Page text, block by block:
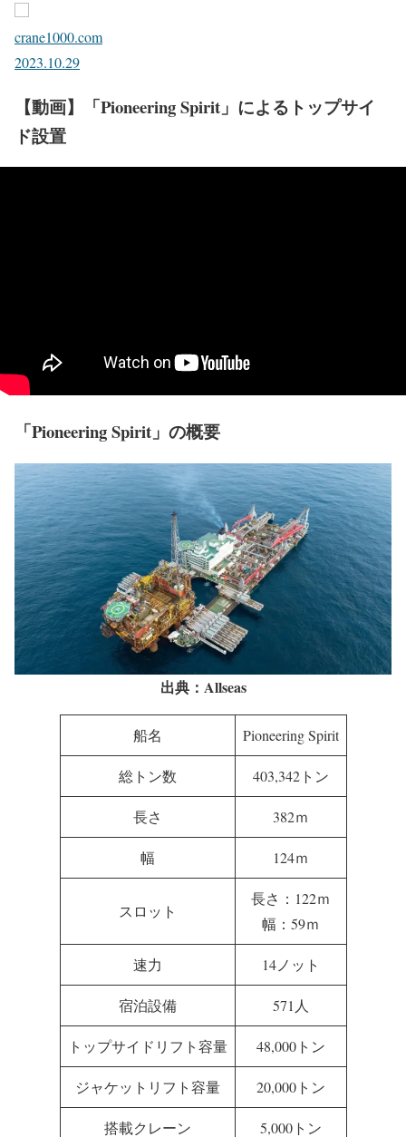
crane1000.com
2023.10.29
【動画】「Pioneering Spirit」によるトップサイ
ド設置
「Pioneering Spirit」の概要
出典：Allseas
船名 Pioneering Spirit
総トン数 403,342トン
長さ 382ｍ
幅 124ｍ
スロット
長さ：122ｍ
幅：59ｍ
速力 14ノット
宿泊設備 571人
トップサイドリフト容量 48,000トン
ジャケットリフト容量 20,000トン
搭載クレーン 5,000トン